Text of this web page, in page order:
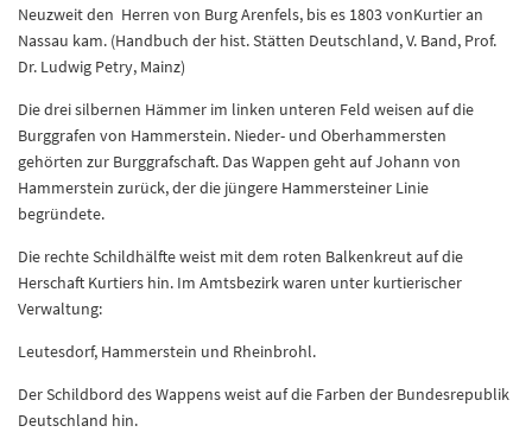
Neuzweit den Herren von Burg Arenfels, bis es 1803 vonKurtier an
Nassau kam. (Handbuch der hist. Stätten Deutschland, V. Band, Prof.
Dr. Ludwig Petry, Mainz)
Die drei silbernen Hämmer im linken unteren Feld weisen auf die
Burggrafen von Hammerstein. Nieder- und Oberhammersten
gehörten zur Burggrafschaft. Das Wappen geht auf Johann von
Hammerstein zurück, der die jüngere Hammersteiner Linie
begründete.
Die rechte Schildhälfte weist mit dem roten Balkenkreut auf die
Herschaft Kurtiers hin. Im Amtsbezirk waren unter kurtierischer
Verwaltung:
Leutesdorf, Hammerstein und Rheinbrohl.
Der Schildbord des Wappens weist auf die Farben der Bundesrepublik
Deutschland hin.